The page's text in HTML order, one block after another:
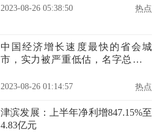
2023-08-26 05:38:50 热点
中国经济增长速度最快的省会城
市，实力被严重低估，名字总被调
2023-08-26 01:14:57 热点
津滨发展：上半年净利增847.15%至
4.83亿元